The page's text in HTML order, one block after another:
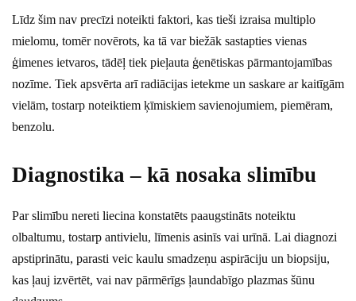
Līdz šim nav precīzi noteikti faktori, kas tieši izraisa multiplo
mielomu, tomēr novērots, ka tā var biežāk sastapties vienas
ģimenes ietvaros, tādēļ tiek pieļauta ģenētiskas pārmantojamības
nozīme. Tiek apsvērta arī radiācijas ietekme un saskare ar kaitīgām
vielām, tostarp noteiktiem ķīmiskiem savienojumiem, piemēram,
benzolu.
Diagnostika – kā nosaka slimību
Par slimību nereti liecina konstatēts paaugstināts noteiktu
olbaltumu, tostarp antivielu, līmenis asinīs vai urīnā. Lai diagnozi
apstiprinātu, parasti veic kaulu smadzeņu aspirāciju un biopsiju,
kas ļauj izvērtēt, vai nav pārmērīgs ļaundabīgo plazmas šūnu